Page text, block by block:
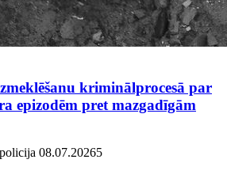
kriminālprocesā par
epizodēm pret mazgadīgām
08.07.20265